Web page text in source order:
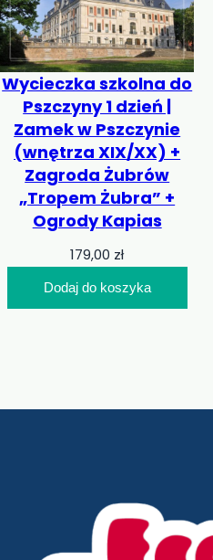
Wycieczka szkolna do
Pszczyny 1 dzień |
Zamek w Pszczynie
(wnętrza XIX/XX) +
Zagroda Żubrów
„Tropem Żubra” +
Ogrody Kapias
179,00 zł
Dodaj do koszyka